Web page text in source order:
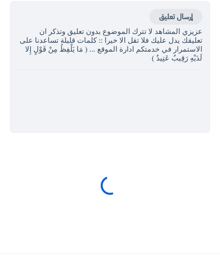
إرسال تعليق
عزيزي المشاهد لا تترك الموضوع بدون تعليق وتذكر ان
تعليقك يدل عليك فلا تقل الا خيرا :: كلمات قليلة تساعدنا على
الاستمرار في خدمتكم ادارة الموقع ... ( مَا يَلْفِظُ مِنْ قَوْلٍ إِلا
لَدَيْهِ رَقِيبٌ عَتِيدٌ )